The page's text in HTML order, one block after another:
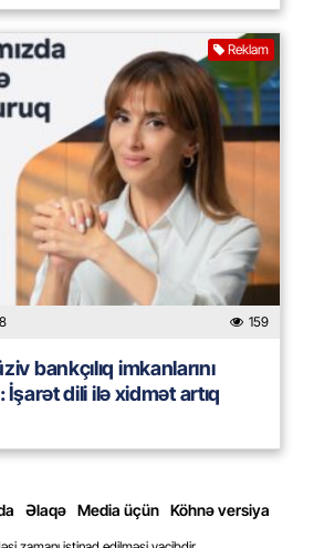
Reklam
159
bankçılıq imkanlarını
dili ilə xidmət artıq
Əlaqə Media üçün Köhnə versiya